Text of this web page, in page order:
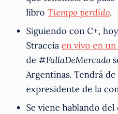
libroTiempo perdido.
Siguiendo con C+,
Stracciaen vivo en
de#FallaDeMercado
Argentinas. Tendrá
expresidente de la
Se viene hablando